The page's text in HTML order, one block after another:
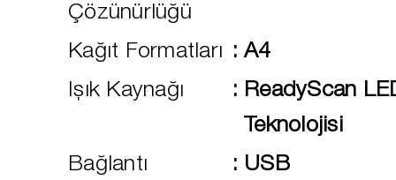
Çözünürlüğü
Kağıt Formatları : A4
Işık Kaynağı
: ReadyScan
Teknolojisi
Bağlantı
: USB